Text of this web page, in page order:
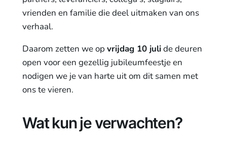
vrienden en familie die deel uitmaken van ons
verhaal.
Daarom zetten we op vrijdag 10 julide deuren
open voor een gezellig jubileumfeestje en
nodigen we je van harte uit om dit samen met
ons te vieren.
Wat kun je verwachten?